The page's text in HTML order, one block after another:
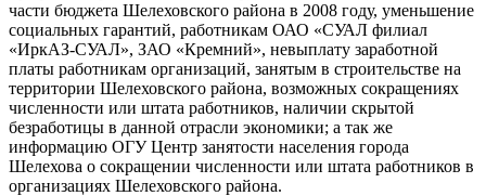
части бюджета Шелеховского района в 2008 году, уменьшение
социальных гарантий, работникам ОАО «СУАЛ филиал
«ИркАЗ-СУАЛ», ЗАО «Кремний», невыплату заработной
платы работникам организаций, занятым в строительстве на
территории Шелеховского района, возможных сокращениях
численности или штата работников, наличии скрытой
безработицы в данной отрасли экономики; а так же
информацию ОГУ Центр занятости населения города
Шелехова о сокращении численности или штата работников в
организациях Шелеховского района.